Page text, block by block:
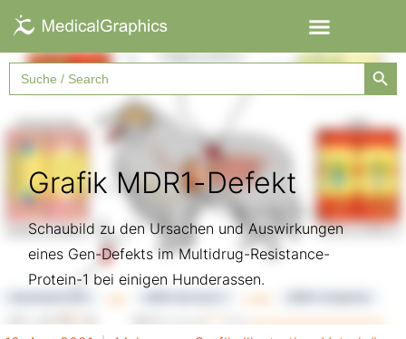
Search
for:
Grafik MDR1-Defekt
Schaubild zu den Ursachen und Auswirkungen
eines Gen-Defekts im Multidrug-Resistance-
Protein-1 bei einigen Hunderassen.